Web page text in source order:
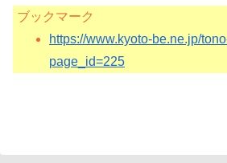
ブックマーク
https://www.kyoto-be.ne.jp/
page_id=225